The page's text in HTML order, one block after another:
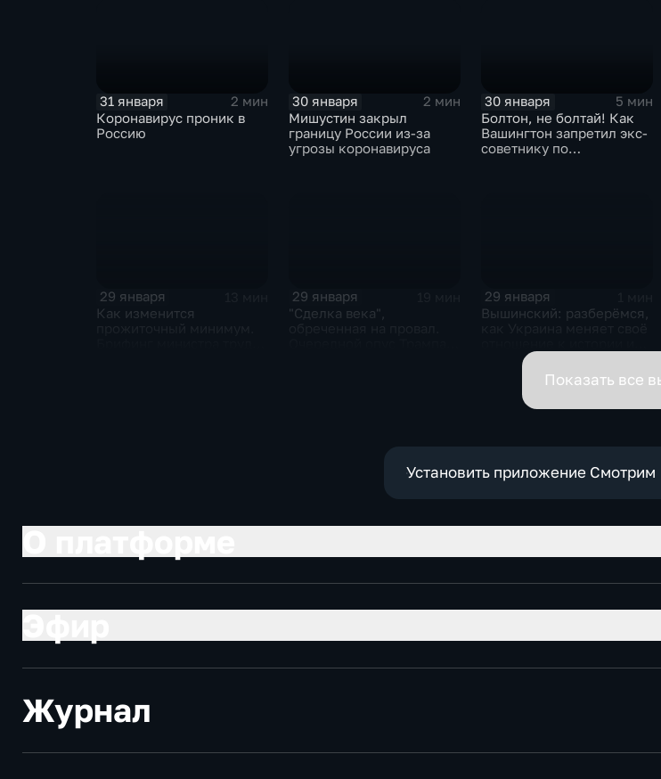
31 января
2 мин
Коронавирус проник в
Россию
30 января
2 мин
Мишустин закрыл
границу России из-за
угрозы коронавируса
30 января
5 мин
Болтон, не болтай! Как
Вашингтон запретил экс-
советнику по
29 января
Как изменится
29 января
"Сделка века",
29 января
Вышинский: разберёмся,
почему
Показать все
Установить приложение Смотрим
Журнал